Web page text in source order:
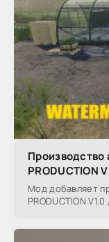
Производство
PRODUCTION
Мод добавляет
PRODUCTION